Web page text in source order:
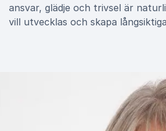
ansvar, glädje och trivsel är
vill utvecklas och skapa